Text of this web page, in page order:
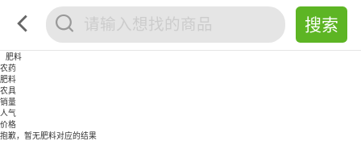
肥料
农药
肥料
农具
销量
人气
价格
抱歉，暂无肥料对应的结果